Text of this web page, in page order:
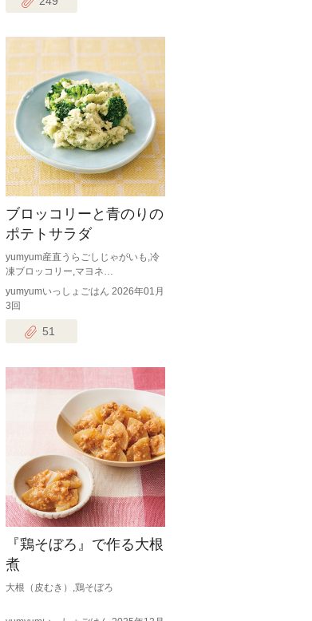
ブロッコリーと青のりの
ポテトサラダ
yumyum産直うらごしじゃがいも,冷
凍ブロッコリー,マヨネ…
yumyumいっしょごはん 2026年01月
3回
51
『鶏そぼろ』で作る大根
煮
大根（皮むき）,鶏そぼろ